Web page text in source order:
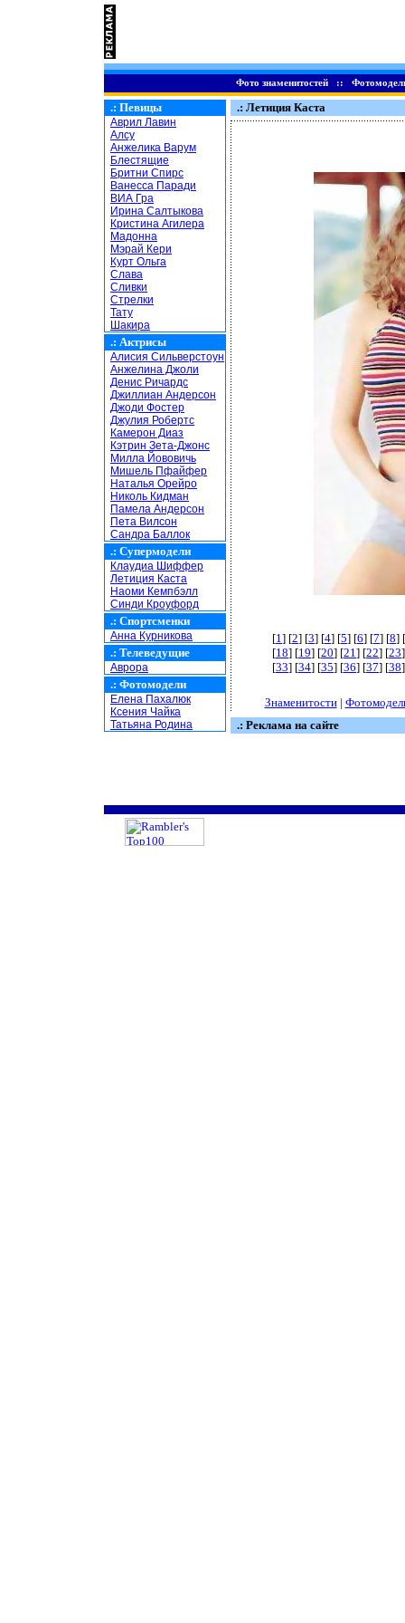
Фото знаменитостей::
.: Певицы
Аврил Лавин
Алсу
Анжелика Варум
Блестящие
Бритни Спирс
Ванесса Паради
ВИА Гра
Ирина Салтыкова
Кристина Агилера
Мадонна
Мэрай Кери
Курт Ольга
Слава
Сливки
Стрелки
Тату
Шакира
.: Актрисы
Алисия Сильверстоун
Анжелина Джоли
Денис Ричардс
Джиллиан Андерсон
Джоди Фостер
Джулия Робертс
Камерон Диаз
Кэтрин Зета-Джонс
Милла Йововичь
Мишель Пфайфер
Наталья Орейро
Николь Кидман
Памела Андерсон
Пета Вилсон
Сандра Баллок
.: Супермодели
Клаудиа Шиффер
Летиция Каста
Наоми Кемпбэлл
Синди Кроуфорд
.: Спортсменки
Анна Курникова
.: Телеведущие
Аврора
.: Фотомодели
Елена Пахалюк
Ксения Чайка
Татьяна Родина
.: Летиция Каста
[1] [2] [3] [4] [5] [6] [7] [8] [
[18] [19] [20] [21] [22] [23
[33] [34] [35] [36] [37] [38
Знаменитости|
.: Реклама на сайте